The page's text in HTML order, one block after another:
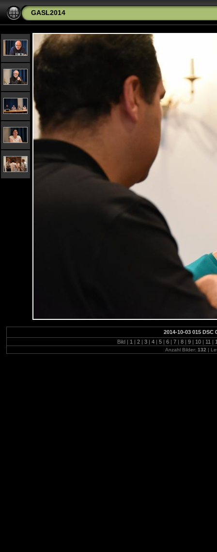
GASL2014
2014-10-03 015 DSC
Bild | 1 | 2 | 3 | 4 | 5 | 6 | 7 | 8 | 9 | 10 | 11 |
Anzahl Bilder:132 |